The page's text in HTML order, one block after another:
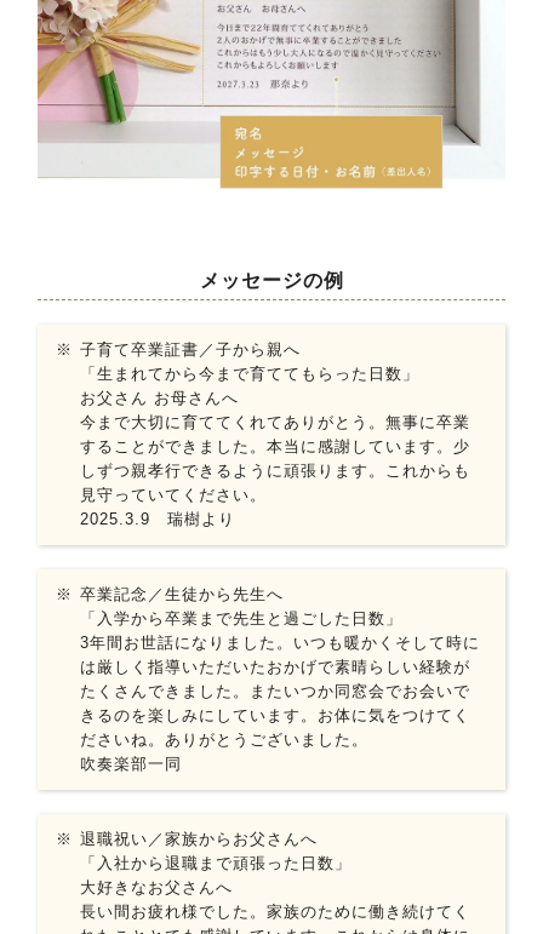
メッセージの例
子育て卒業証書／子から親へ
「生まれてから今まで育ててもらった日数」
お父さん お母さんへ
今まで大切に育ててくれてありがとう。無事に卒業
することができました。本当に感謝しています。少
しずつ親孝行できるように頑張ります。これからも
見守っていてください。
2025.3.9 瑞樹より
卒業記念／生徒から先生へ
「入学から卒業まで先生と過ごした日数」
3年間お世話になりました。いつも暖かくそして時に
は厳しく指導いただいたおかげで素晴らしい経験が
たくさんできました。またいつか同窓会でお会いで
きるのを楽しみにしています。お体に気をつけてく
ださいね。ありがとうございました。
吹奏楽部一同
退職祝い／家族からお父さんへ
「入社から退職まで頑張った日数」
大好きなお父さんへ
長い間お疲れ様でした。家族のために働き続けてく